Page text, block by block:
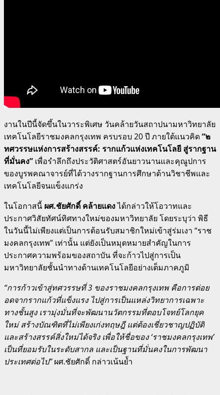
งานในปีนี้จัดขึ้นในวาระพิเศษ วันคล้ายวันสถาปนามหาวิทยาลัย
เทคโนโลยีราชมงคลกรุงเทพ ครบรอบ 20 ปี ภายใต้แนวคิด“๒
ทศวรรษแห่งการสร้างสรรค์: รากแก้วแห่งเทคโนโลยี สู่รากฐาน
ที่มั่นคง” เพื่อรำลึกถึงประวัติศาสตร์อันยาวนานและคุณูปการ
ของบูรพคณาจารย์ที่ได้วางรากฐานการศึกษาด้านวิชาชีพและ
เทคโนโลยีจนแข็งแกร่ง
ในโอกาสนี้ ผศ.ชัยศักดิ์ คล้ายแดงได้กล่าวให้โอวาทและ
ประกาศวิสัยทัศน์ทิศทางใหม่ของมหาวิทยาลัย โดยระบุว่า พิธี
ในวันนี้ไม่เพียงแต่เป็นการต้อนรับสมาชิกใหม่เข้าสู่ร่มเงา “ราช
มงคลกรุงเทพ” เท่านั้น แต่ยังเป็นหมุดหมายสำคัญในการ
ประกาศความพร้อมของสถาบัน ที่จะก้าวไปสู่การเป็น
มหาวิทยาลัยชั้นนำทางด้านเทคโนโลยีอย่างเต็มภาคภูมิ
“การก้าวเข้าสู่ทศวรรษที่ 3 ของราชมงคลกรุงเทพ คือการต่อย
อดจากรากแก้วที่แข็งแรง ไปสู่การเป็นแหล่งวิทยาการเฉพาะ
ทางชั้นสูง เรามุ่งมั่นที่จะพัฒนานวัตกรรมที่ตอบโจทย์โลกยุค
ใหม่ สร้างบัณฑิตที่ไม่เพียงเก่งทฤษฎี แต่ต้องเชี่ยวชาญปฏิบัติ
และสร้างสรรค์สิ่งใหม่ได้จริง เพื่อให้ชื่อของ ‘ราชมงคลกรุงเทพ’
เป็นที่ยอมรับในระดับสากล และเป็นฐานที่มั่นคงในการพัฒนา
ประเทศต่อไป”ผศ.ชัยศักดิ์ กล่าวเน้นย้ำ